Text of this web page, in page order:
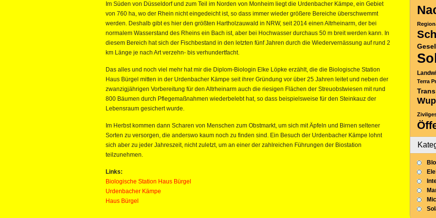
Im Süden von Düsseldorf und zum Teil im Norden von Monheim liegt die Urdenbacher Kämpe, ein Gebiet
von 760 ha, wo der Rhein nicht eingedeicht ist, so dass immer wieder größere Bereiche überschwemmt
werden. Deshalb gibt es hier den größten Hartholzauwald in NRW, seit 2014 einen Altrheinarm, der bei
normalem Wasserstand des Rheins ein Bach ist, aber bei Hochwasser durchaus 50 m breit werden kann. In
diesem Bereich hat sich der Fischbestand in den letzten fünf Jahren durch die Wiedervernässung auf rund 2
km Länge je nach Art verzehn- bis verhundertfacht.
Das alles und noch viel mehr hat mir die Diplom-Biologin Elke Löpke erzählt, die die Biologische Station
Haus Bürgel mitten in der Urdenbacher Kämpe seit ihrer Gründung vor über 25 Jahren leitet und neben der
zwanzigjährigen Vorbereitung für den Altrheinarm auch die riesigen Flächen der Streuobstwiesen mit rund
800 Bäumen durch Pflegemaßnahmen wiederbelebt hat, so dass beispielsweise für den Steinkauz der
Lebensraum gesichert wurde.
Im Herbst kommen dann Scharen von Menschen zum Obstmarkt, um sich mit Äpfeln und Birnen seltener
Sorten zu versorgen, die anderswo kaum noch zu finden sind. Ein Besuch der Urdenbacher Kämpe lohnt
sich aber zu jeder Jahreszeit, nicht zuletzt, um an einer der zahlreichen Führungen der Biostation
teilzunehmen.
Links:
Biologische Station Haus Bürgel
Urdenbacher Kämpe
Haus Bürgel
Terra